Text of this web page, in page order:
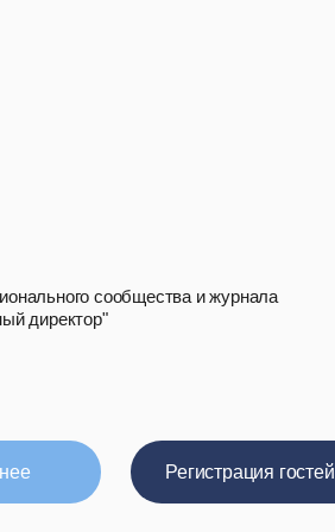
сообщества и журнала
директор"
Регистрация гостей